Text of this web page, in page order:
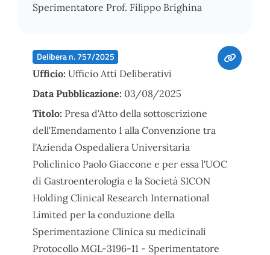
Sperimentatore Prof. Filippo Brighina
Delibera n. 757/2025
Ufficio: Ufficio Atti Deliberativi
Data Pubblicazione: 03/08/2025
Titolo: Presa d'Atto della sottoscrizione
dell'Emendamento 1 alla Convenzione tra
l'Azienda Ospedaliera Universitaria
Policlinico Paolo Giaccone e per essa l'UOC
di Gastroenterologia e la Società SICON
Holding Clinical Research International
Limited per la conduzione della
Sperimentazione Clinica su medicinali
Protocollo MGL-3196-11 - Sperimentatore